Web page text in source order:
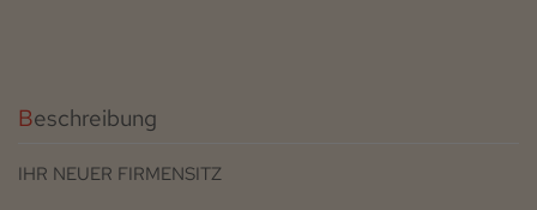
Beschreibung
IHR NEUER FIRMENSITZ